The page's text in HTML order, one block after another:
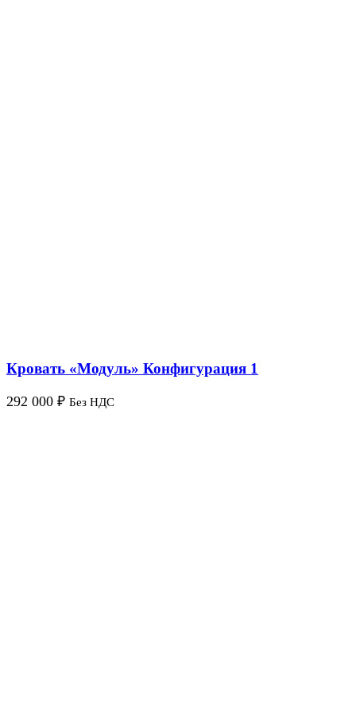
Кровать «Модуль» Конфигурация 1
292 000 ₽ Без НДС